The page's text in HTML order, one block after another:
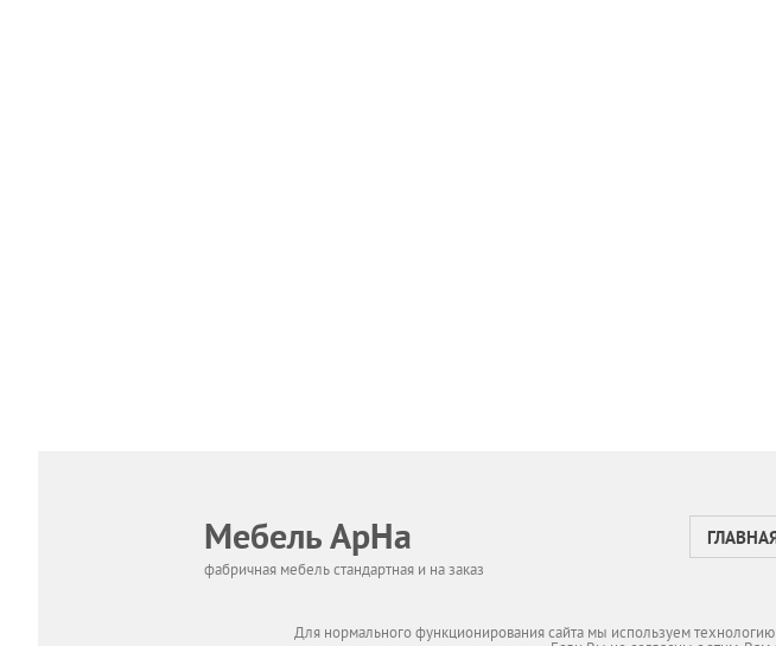
Мебель АрНа
фабричная мебель стандартная и на заказ
Для нормального функционирования сайта мы используем